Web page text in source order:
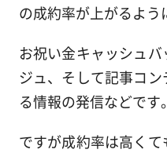
の成約率が上がるよう
お祝い金キャッシュ
ジュ、そして記事コ
る情報の発信などです。
ですが成約率は高く